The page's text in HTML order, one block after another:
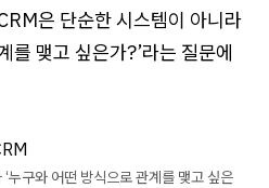
은 단순한 시스템이 아니라
를 맺고 싶은가?’라는 질문에
누구와 어떤 방식으로 관계를 맺고 싶은